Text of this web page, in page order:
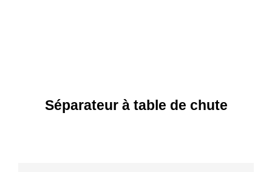
Séparateur à table de chute